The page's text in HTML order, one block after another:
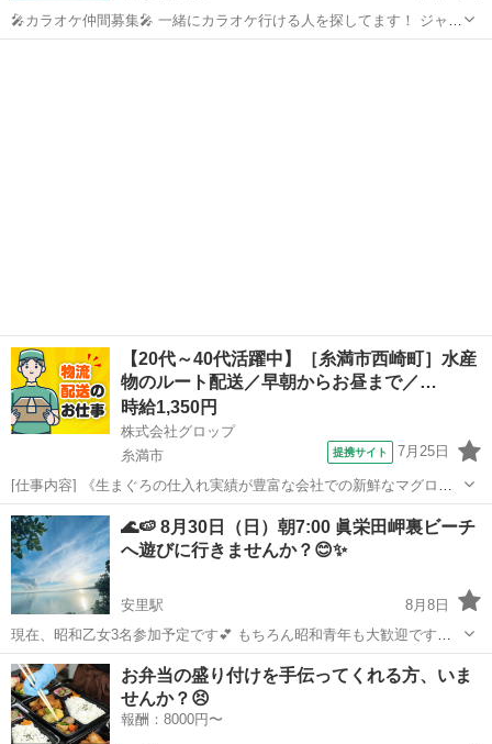
🎤カラオケ仲間募集🎤 一緒にカラオケ行ける人を探してます！ ジャン
ル問わず、楽しく歌えたら嬉しいです☺️ 上手い下手は気にせず、歌う
【20代～40代活躍中】［糸満市西崎町］水産
物のルート配送／早朝からお昼まで／…
時給1,350円
株式会社グロップ
糸満市
提携サイト 7月25日
[仕事内容] 《生まぐろの仕入れ実績が豊富な会社での新鮮なマグロの
配送業務》 お持ちの資格を活かせる配送ドライバー募集！ 当社は、マ
グロの漁獲から加工・流通までを一貫して手掛ける会社です。 安定し
た事業基盤のもと、新鮮で高品...
沖縄 糸満市 ドライバー
🌊🍉 8月30日（日）朝7:00 眞栄田岬裏ビーチ
へ遊びに行きませんか？😊✨
安里駅
8月8日
現在、昭和乙女3名参加予定です💕 もちろん昭和青年も大歓迎です😆
🙌 みんなでのんびりシュノーケルを楽しみましょう🏖️🐠 私は果物🍉
🍍🍇を持参しますので、お楽しみに💕 🐟 シュノーケルのあと、お時
間のある方は北部でランチ＆...
沖縄 那覇市 安里駅 その他
お弁当の盛り付けを手伝ってくれる方、いま
せんか？😣
報酬：8000円〜